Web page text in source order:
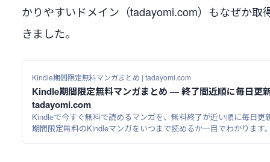
かりやすいドメイン（tadayomi.com）もなぜか取
きました。
Kindle期間限定無料マンガまとめ | tadayomi.com
Kindle期間限定無料マンガまとめ — 終了間近順に毎日更
tadayomi.com
Kindleで今すぐ無料で読めるマンガを、無料終了が近い順に毎日更
期間限定無料のKindleマンガをいつまで読めるか一目でわかります